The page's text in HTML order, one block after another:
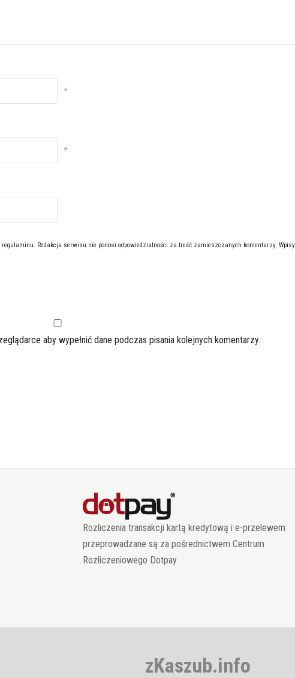
*
*
regulaminu. Redakcja serwisu nie ponosi odpowiedzialności za treść zamieszczanych komentarzy.
aby wypełnić dane podczas pisania kolejnych komentarzy.
Rozliczenia transakcji kartą kredytową i e-przelewem
przeprowadzane są za pośrednictwem Centrum
Rozliczeniowego Dotpay
zKaszub.info